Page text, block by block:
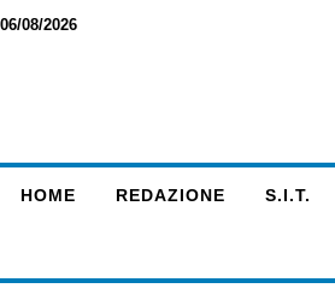
06/08/2026
HOME REDAZIONE S.I.T.